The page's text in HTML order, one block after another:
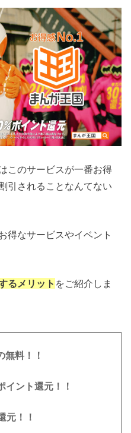
このサービスが一番お得
引されることなんてない
得なサービスやイベント
るメリット をご紹介しま
無料！！
イント還元！！
元！！